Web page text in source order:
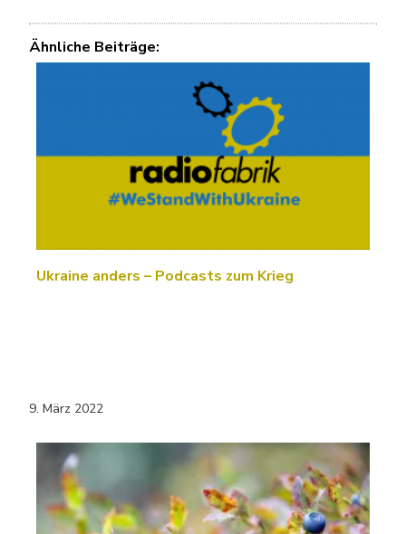
Ähnliche Beiträge:
Ukraine anders – Podcasts zum Krieg
9. März 2022